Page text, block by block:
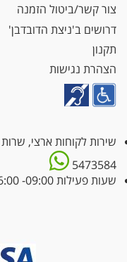
צור קשר/ביטול הזמנה
דרושים ב'ניצת הדובדבן'
תקנון
הצהרת נגישות
שירות לקוחות ארצי,
5473584
שעות פעילות 09:00- 16:00